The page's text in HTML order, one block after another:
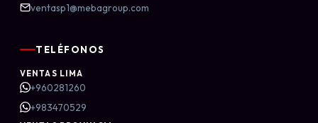
ventasp1@mebagroup.com
TELÉFONOS
VENTAS LIMA
+960281260
+983470529